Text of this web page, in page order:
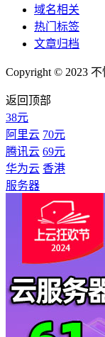
域名相关
热门标签
文章归档
Copyright © 2023 不
返回顶部
38元
阿里云 70元
腾讯云 69元
华为云 香港
服务器